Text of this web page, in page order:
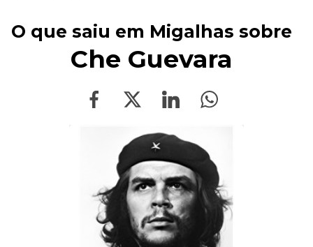
O que saiu em Migalhas sobre
Che Guevara